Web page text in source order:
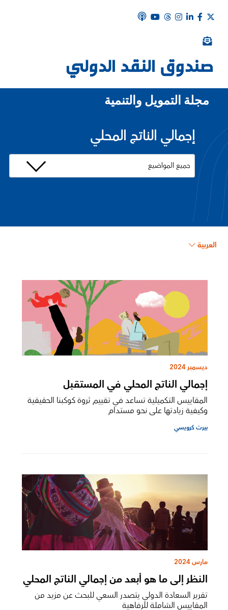
مجلة التمويل والتنمية
إجمالي الناتج المحلي
العربية
ديسمبر 2024
إجمالي الناتج المحلي في المستقبل
المقاييس التكميلية تساعد في تقييم ثروة كوكبنا الحقيقية
وكيفية زيادتها على نحو مستدام
بيرت كرويسي
مارس 2024
النظر إلى ما هو أبعد من إجمالي الناتج المحلي
تقرير السعادة الدولي يتصدر السعي للبحث عن مزيد من
المقاييس الشاملة للرفاهية